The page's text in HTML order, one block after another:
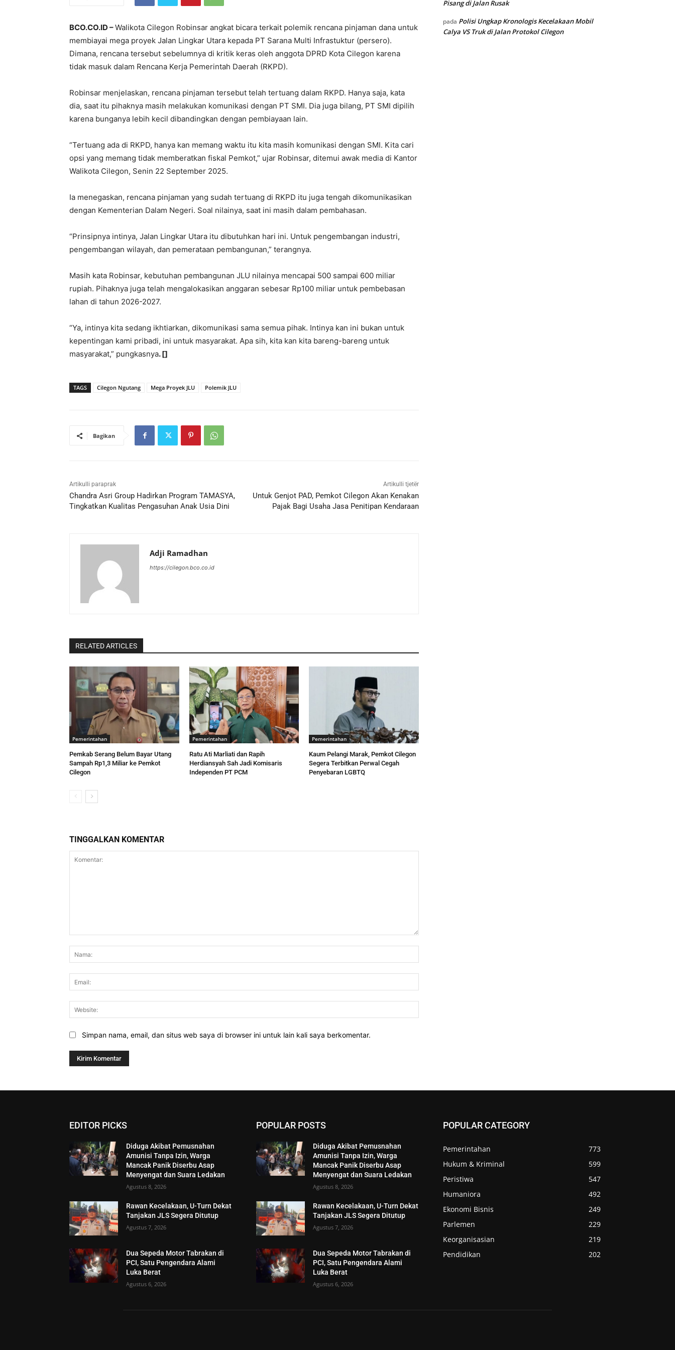
BCO.CO.ID –Walikota Cilegon Robinsar angkat bicara terkait polemik rencana pinjaman dana untuk
membiayai mega proyek Jalan Lingkar Utara kepada PT Sarana Multi Infrastuktur (persero).
Dimana, rencana tersebut sebelumnya di kritik keras oleh anggota DPRD Kota Cilegon karena
tidak masuk dalam Rencana Kerja Pemerintah Daerah (RKPD).
Robinsar menjelaskan, rencana pinjaman tersebut telah tertuang dalam RKPD. Hanya saja, kata
dia, saat itu pihaknya masih melakukan komunikasi dengan PT SMI. Dia juga bilang, PT SMI dipilih
karena bunganya lebih kecil dibandingkan dengan pembiayaan lain.
“Tertuang ada di RKPD, hanya kan memang waktu itu kita masih komunikasi dengan SMI. Kita cari
opsi yang memang tidak memberatkan fiskal Pemkot,” ujar Robinsar, ditemui awak media di Kantor
Walikota Cilegon, Senin 22 September 2025.
Ia menegaskan, rencana pinjaman yang sudah tertuang di RKPD itu juga tengah dikomunikasikan
dengan Kementerian Dalam Negeri. Soal nilainya, saat ini masih dalam pembahasan.
“Prinsipnya intinya, Jalan Lingkar Utara itu dibutuhkan hari ini. Untuk pengembangan industri,
pengembangan wilayah, dan pemerataan pembangunan,” terangnya.
Masih kata Robinsar, kebutuhan pembangunan JLU nilainya mencapai 500 sampai 600 miliar
rupiah. Pihaknya juga telah mengalokasikan anggaran sebesar Rp100 miliar untuk pembebasan
lahan di tahun 2026-2027.
“Ya, intinya kita sedang ikhtiarkan, dikomunikasi sama semua pihak. Intinya kan ini bukan untuk
kepentingan kami pribadi, ini untuk masyarakat. Apa sih, kita kan kita bareng-bareng untuk
masyarakat,” pungkasnya. []
TAGS Cilegon Ngutang Mega Proyek JLU Polemik JLU
Bagikan
Artikulli paraprak
Chandra Asri Group Hadirkan Program TAMASYA,
Tingkatkan Kualitas Pengasuhan Anak Usia Dini
Artikulli tjetër
Untuk Genjot PAD, Pemkot Cilegon Akan Kenakan
Pajak Bagi Usaha Jasa Penitipan Kendaraan
Adji Ramadhan
https://cilegon.bco.co.id
RELATED ARTICLES
Pemerintahan
Pemkab Serang Belum Bayar Utang
Sampah Rp1,3 Miliar ke Pemkot
Cilegon
Pemerintahan
Ratu Ati Marliati dan Rapih
Herdiansyah Sah Jadi Komisaris
Independen PT PCM
Pemerintahan
Kaum Pelangi Marak, Pemkot Cilegon
Segera Terbitkan Perwal Cegah
Penyebaran LGBTQ
TINGGALKAN KOMENTAR
Simpan nama, email, dan situs web saya di browser ini untuk lain kali saya berkomentar.
Pisang di Jalan Rusak
pada Polisi Ungkap Kronologis Kecelakaan Mobil
Calya VS Truk di Jalan Protokol Cilegon
EDITOR PICKS
Diduga Akibat Pemusnahan
Amunisi Tanpa Izin, Warga
Mancak Panik Diserbu Asap
Menyengat dan Suara Ledakan
Agustus 8, 2026
Rawan Kecelakaan, U-Turn Dekat
Tanjakan JLS Segera Ditutup
Agustus 7, 2026
Dua Sepeda Motor Tabrakan di
PCI, Satu Pengendara Alami
Luka Berat
Agustus 6, 2026
POPULAR POSTS
Diduga Akibat Pemusnahan
Amunisi Tanpa Izin, Warga
Mancak Panik Diserbu Asap
Menyengat dan Suara Ledakan
Agustus 8, 2026
Rawan Kecelakaan, U-Turn Dekat
Tanjakan JLS Segera Ditutup
Agustus 7, 2026
Dua Sepeda Motor Tabrakan di
PCI, Satu Pengendara Alami
Luka Berat
Agustus 6, 2026
POPULAR CATEGORY
Pemerintahan
773
Hukum & Kriminal
599
Peristiwa
547
Humaniora
492
Ekonomi Bisnis
249
Parlemen
229
Keorganisasian
219
Pendidikan
202